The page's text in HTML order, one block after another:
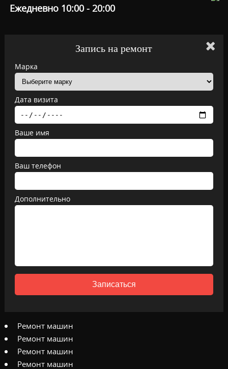
Ежедневно 10:00 - 20:00
Запись на ремонт
Марка
Дата визита
Ваше имя
Ваш телефон
Дополнительно
Записаться
Ремонт машин
Ремонт машин
Ремонт машин
Ремонт машин